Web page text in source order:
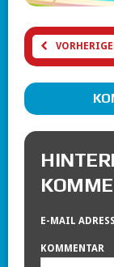
E-MAIL
KOMMENTAR